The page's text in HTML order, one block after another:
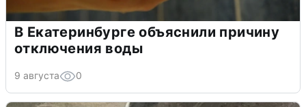
В Екатеринбурге объяснили причину
отключения воды
9 августа 0